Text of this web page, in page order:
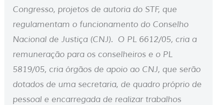
Congresso, projetos de autoria do STF, que
regulamentam o funcionamento do Conselho
Nacional de Justiça (CNJ). O PL 6612/05, cria a
remuneração para os conselheiros e o PL
5819/05, cria órgãos de apoio ao CNJ, que serão
dotados de uma secretaria, de quadro próprio de
pessoal e encarregada de realizar trabalhos